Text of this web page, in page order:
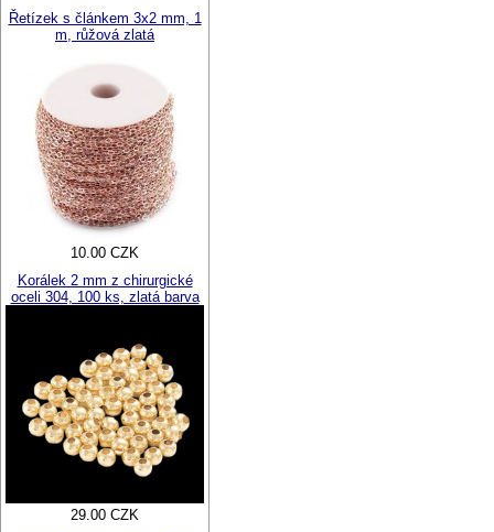
Řetízek s článkem 3x2 mm, 1
m, růžová zlatá
10.00 CZK
Korálek 2 mm z chirurgické
oceli 304, 100 ks, zlatá barva
29.00 CZK